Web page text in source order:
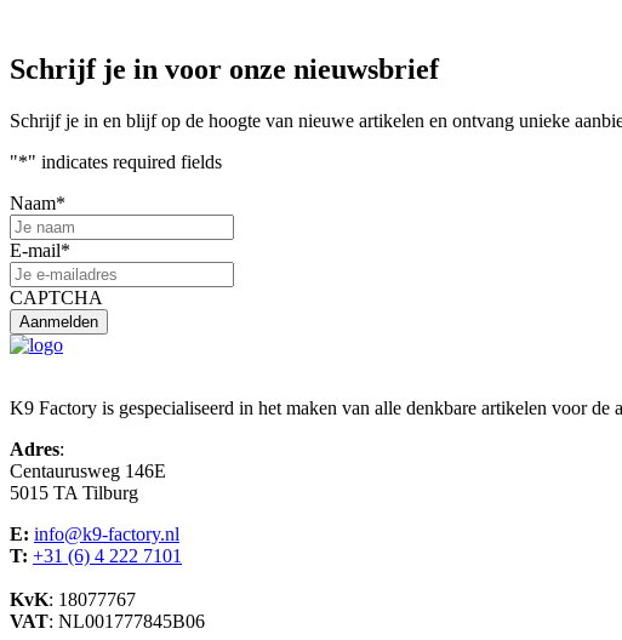
Schrijf je in voor onze nieuwsbrief
Schrijf je in en blijf op de hoogte van nieuwe artikelen en ontvang unieke
"*" indicates required fields
Naam*
E-mail*
CAPTCHA
K9 Factory is gespecialiseerd in het maken van alle denkbare artikelen voor de
Adres:
Centaurusweg 146E
5015 TA Tilburg
E: info@k9-factory.nl
T: +31 (6) 4 222 7101
KvK: 18077767
VAT: NL001777845B06